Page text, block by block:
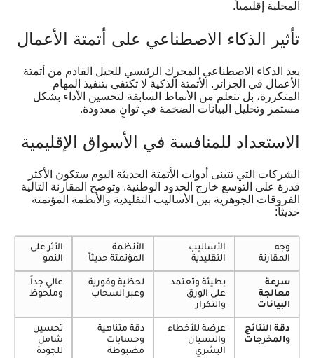
المحلية إقليمياً.
تأثير الذكاء الاصطناعي على أتمتة الأعمال
يعد الذكاء الاصطناعي المحرك الرئيسي للجيل القادم من أتمتة
الأعمال في الجزائر. الأتمتة الذكية لا تكتفي بتنفيذ المهام
المتكررة، بل تتعلم من الأنماط السابقة لتحسين الأداء بشكل
مستمر وتحليل البيانات الضخمة في ثوانٍ معدودة.
الاستعداد للمنافسة في الأسواق الإقليمية
الشركات التي تتبنى أدوات الأتمتة الحديثة اليوم ستكون الأكثر
قدرة على التوسع خارج الحدود الوطنية. وتوضح المقارنة التالية
الفروقات الجوهرية بين الأساليب التقليدية والأنظمة المؤتمتة
حديثاً:
وجه
المقارنة
الأساليب
التقليدية
الأنظمة
المؤتمتة حديثاً
الأثر على
النمو
سرعة
معالجة
البيانات
بطيئة وتعتمد
على الورق
والتكرار
لحظية وفورية
وعبر السحاب
عالي جداً
وملحوظ
دقة النتائج
والمخرجات
عرضة للأخطاء
والنسيان
البشري
دقة متناهية
وحسابات
مضبوطة
تحسين
شامل
للجودة